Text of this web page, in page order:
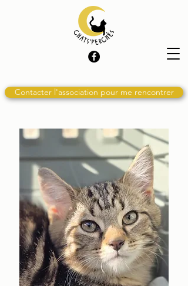
Contacter l'association pour me rencontrer